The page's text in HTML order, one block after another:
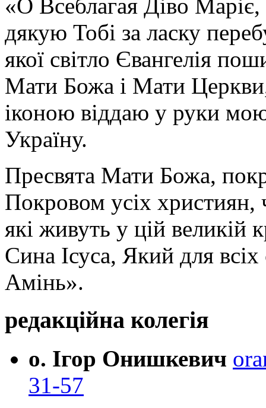
«О Всеблагая Діво
дякую Тобі за ласку
якої світло Євангелія
Мати Божа і Мати
іконою віддаю у руки
Україну.
Пресвята Мати Божа,
Покровом усіх християн,
які живуть у цій великій
Сина Ісуса, Який для
Амінь».
редакційна колегія
о. Ігор Онишкевич
31-57